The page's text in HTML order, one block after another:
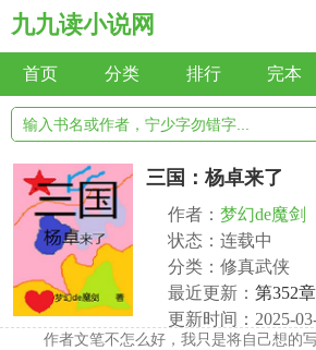
九九读小说网
首页 分类 排行 完本
三国：杨卓来了
作者： 梦幻de魔剑
状态：连载中
分类：修真武侠
最近更新： 第352章
更新时间：2025-
作者文笔不怎么好，我只是将自己想的